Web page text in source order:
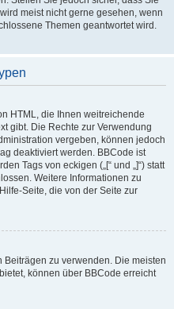
meist nicht gerne gesehen, wenn
Themen geantwortet wird.
HTML, die Ihnen weitreichende
gibt. Die Rechte zur Verwendung
vergeben, können jedoch
deaktiviert werden. BBCode ist
Tags von eckigen („[“ und „]“) statt
Weitere Informationen zu
Seite, die von der Seite zur
Beiträgen zu verwenden. Die meisten
können über BBCode erreicht